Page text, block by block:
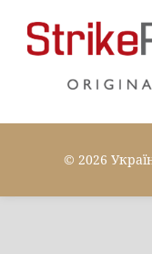
© 2026